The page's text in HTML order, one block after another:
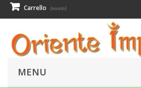
Carrello (vuoto)
MENU